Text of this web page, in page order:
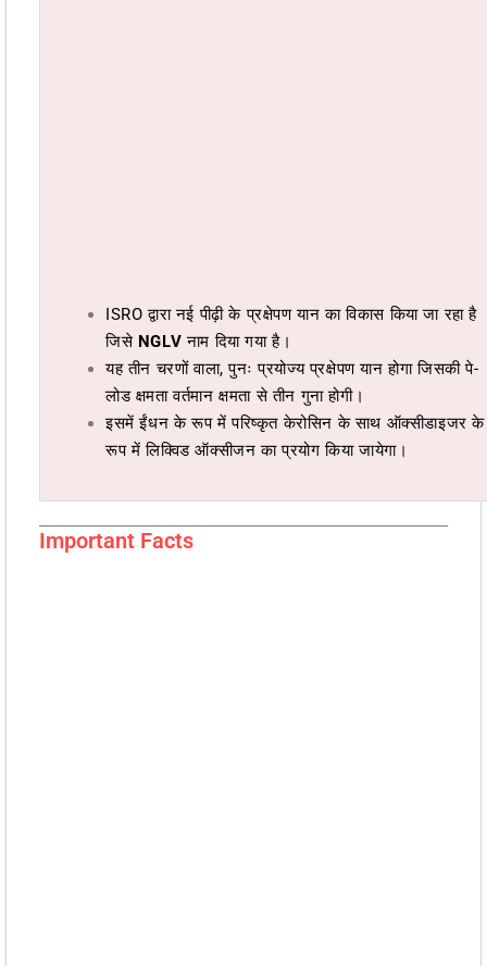
ISRO द्वारा नई पीढ़ी के प्रक्षेपण यान का विकास किया जा रहा है
जिसे NGLVनाम दिया गया है।
यह तीन चरणों वाला, पुनः प्रयोज्य प्रक्षेपण यान होगा जिसकी पे-
लोड क्षमता वर्तमान क्षमता से तीन गुना होगी।
इसमें ईंधन के रूप में परिष्कृत केरोसिन के साथ ऑक्सीडाइजर के
रूप में लिक्विड ऑक्सीजन का प्रयोग किया जायेगा।
Important Facts